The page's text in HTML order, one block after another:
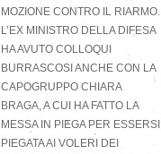
MOZIONE CONTRO IL RIARMO.
L’EX MINISTRO DELLA DIFESA
HA AVUTO COLLOQUI
BURRASCOSI ANCHE CON LA
CAPOGRUPPO CHIARA
BRAGA, A CUI HA FATTO LA
MESSA IN PIEGA PER ESSERSI
PIEGATA AI VOLERI DEI